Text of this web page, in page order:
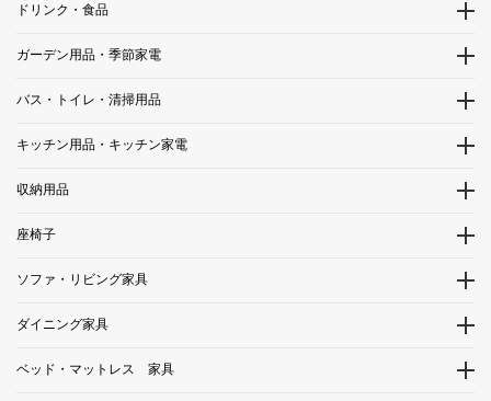
ドリンク・食品
ガーデン用品・季節家電
バス・トイレ・清掃用品
キッチン用品・キッチン家電
収納用品
座椅子
ソファ・リビング家具
ダイニング家具
ベッド・マットレス 家具